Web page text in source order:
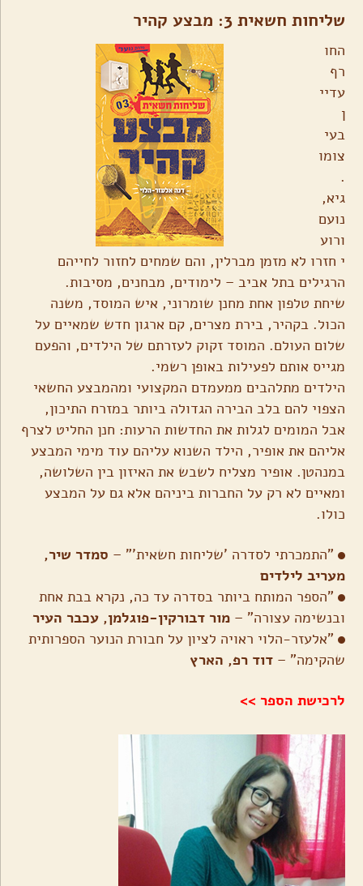
שליחות חשאית 3: מבצע קהיר
החו
רף
עדיי
ן
בעי
צומו
.
גיא,
נועם
ורוע
י חזרו לא מזמן מברלין, והם שמחים לחזור לחייהם
הרגילים בתל אביב – לימודים, מבחנים, מסיבות.
שיחת טלפון אחת מחנן שומרוני, איש המוסד, משנה
הכול. בקהיר, בירת מצרים, קם ארגון חדש שמאיים על
שלום העולם. המוסד זקוק לעזרתם של הילדים, והפעם
מגייס אותם לפעילות באופן רשמי.
הילדים מתלהבים ממעמדם המקצועי ומהמבצע החשאי
הצפוי להם בלב הבירה הגדולה ביותר במזרח התיכון,
אבל המומים לגלות את החדשות הרעות: חנן החליט לצרף
אליהם את אופיר, הילד השנוא עליהם עוד מימי המבצע
במנהטן. אופיר מצליח לשבש את האיזון בין השלושה,
ומאיים לא רק על החברות ביניהם אלא גם על המבצע
כולו.
"התמכרתי לסדרה 'שליחות חשאית'" – סמדר שיר,
מעריב לילדים
"הספר המותח ביותר בסדרה עד כה, נקרא בבת אחת
ובנשימה עצורה" –מור דבורקין-פוגלמן, עכבר העיר
"אלעזר-הלוי ראויה לציון על חבורת הנוער הספרותית
שהקימה" –דוד רפ, הארץ
לרכישת הספר >>